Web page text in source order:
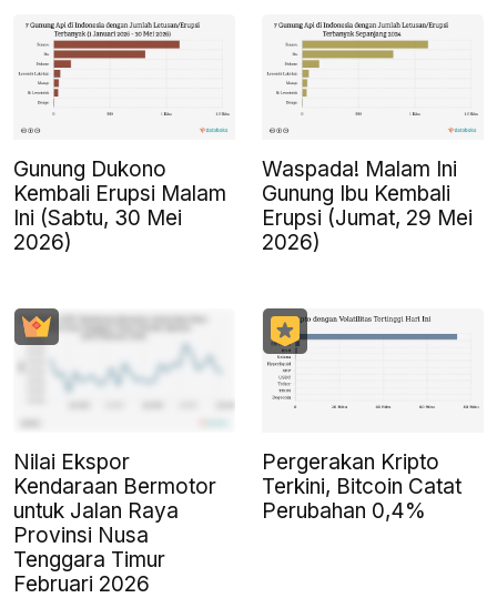
Gunung Dukono
Kembali Erupsi Malam
Ini (Sabtu, 30 Mei
2026)
Waspada! Malam Ini
Gunung Ibu Kembali
Erupsi (Jumat, 29 Mei
2026)
Nilai Ekspor
Kendaraan Bermotor
untuk Jalan Raya
Provinsi Nusa
Tenggara Timur
Februari 2026
Pergerakan Kripto
Terkini, Bitcoin Catat
Perubahan 0,4%